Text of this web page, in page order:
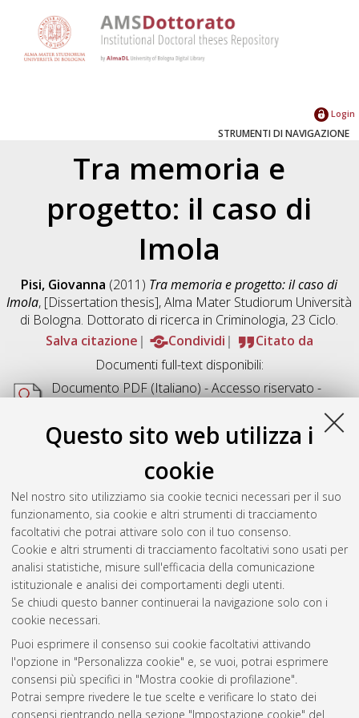
Questo sito web utilizza i
cookie
Nel nostro sito utilizziamo sia cookie tecnici necessari per il suo
funzionamento, sia cookie e altri strumenti di tracciamento
facoltativi che potrai attivare solo con il tuo consenso.
Cookie e altri strumenti di tracciamento facoltativi sono usati per
analisi statistiche, misure sull'efficacia della comunicazione
istituzionale e analisi dei comportamenti degli utenti.
Se chiudi questo banner continuerai la navigazione solo con i
cookie necessari.
Puoi esprimere il consenso sui cookie facoltativi attivando
l'opzione in "Personalizza cookie" e, se vuoi, potrai esprimere
consensi più specifici in "Mostra cookie di profilazione".
Potrai sempre rivedere le tue scelte e verificare lo stato dei
consensi rientrando nella sezione "Impostazione cookie" del
Login
STRUMENTI DI NAVIGAZIONE
Tra memoria e
progetto: il caso di
Imola
Pisi, Giovanna (2011) Tra memoria e progetto: il caso di
Imola, [Dissertation thesis], Alma Mater Studiorum Università
di Bologna. Dottorato di ricerca in Criminologia, 23 Ciclo.
Salva citazione
Condividi
Citato da
Documenti full-text disponibili:
Documento PDF(Italiano) - Accesso riservato -
Acrobat Reader
Download (1MB)
Abstract
Altri metadati
Gestione del documento:
Atom
Rss 1.0
Rss 2.0